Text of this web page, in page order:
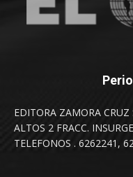
EDITORA ZAMORA
ALTOS 2 FRACC.
TELEFONOS . 6262241,